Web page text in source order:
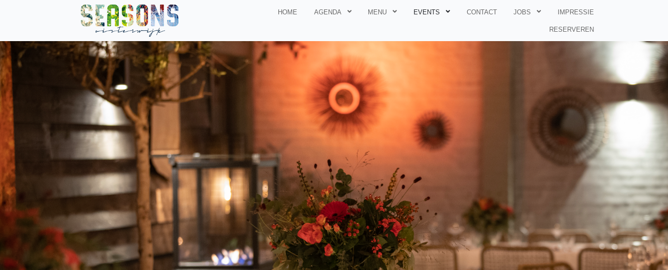
HOME AGENDA MENU EVENTS CONTACT JOBS IMPRESSIE
RESERVEREN